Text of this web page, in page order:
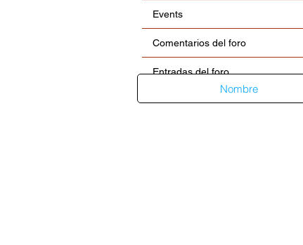
Events
Comentarios del foro
Entradas del foro